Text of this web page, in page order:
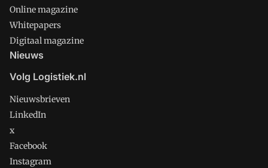
Online magazine
Whitepapers
Digitaal magazine
Nieuws
Volg Logistiek.nl
Nieuwsbrieven
LinkedIn
x
Facebook
Instagram